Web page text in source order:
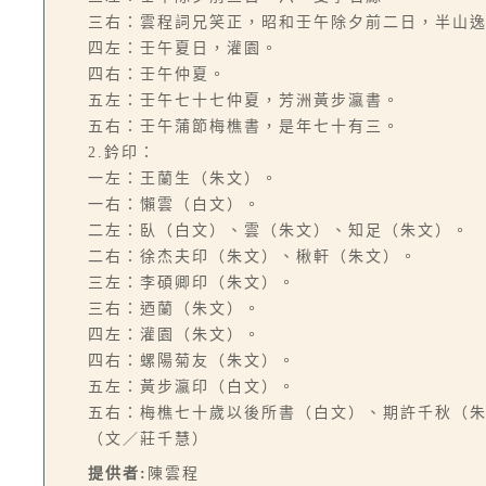
三右：雲程詞兄笑正，昭和壬午除夕前二日，半山逸
四左：壬午夏日，灌園。
四右：壬午仲夏。
五左：壬午七十七仲夏，芳洲黃步瀛書。
五右：壬午蒲節梅樵書，是年七十有三。
2.鈐印：
一左：王蘭生（朱文）。
一右：懶雲（白文）。
二左：臥（白文）、雲（朱文）、知足（朱文）。
二右：徐杰夫印（朱文）、楸軒（朱文）。
三左：李碩卿印（朱文）。
三右：迺蘭（朱文）。
四左：灌園（朱文）。
四右：螺陽菊友（朱文）。
五左：黃步瀛印（白文）。
五右：梅樵七十歲以後所書（白文）、期許千秋（朱
（文／莊千慧）
提供者: 陳雲程